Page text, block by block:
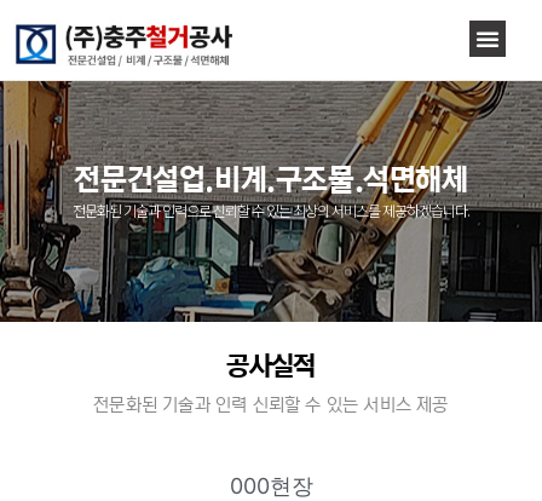
전문건설업.비계.구조물.석면해체
전문화된 기술과 인력으로 신뢰할 수 있는 최상의 서비스를 제공하겠습니다.
공사실적
전문화된 기술과 인력 신뢰할 수 있는 서비스 제공
000현장